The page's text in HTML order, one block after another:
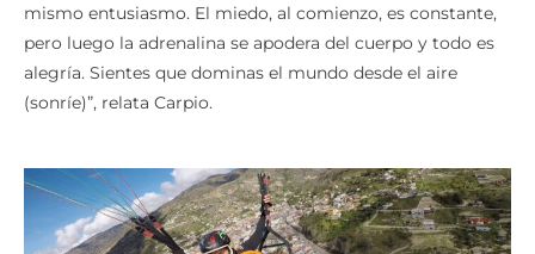
mismo entusiasmo. El miedo, al comienzo, es constante,
pero luego la adrenalina se apodera del cuerpo y todo es
alegría. Sientes que dominas el mundo desde el aire
(sonríe)”, relata Carpio.